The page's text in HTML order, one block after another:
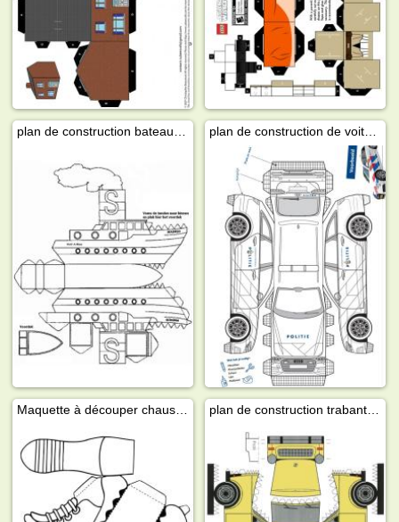
plan de construction bateau de Saint-Nicolas plan de construction de voitures de police